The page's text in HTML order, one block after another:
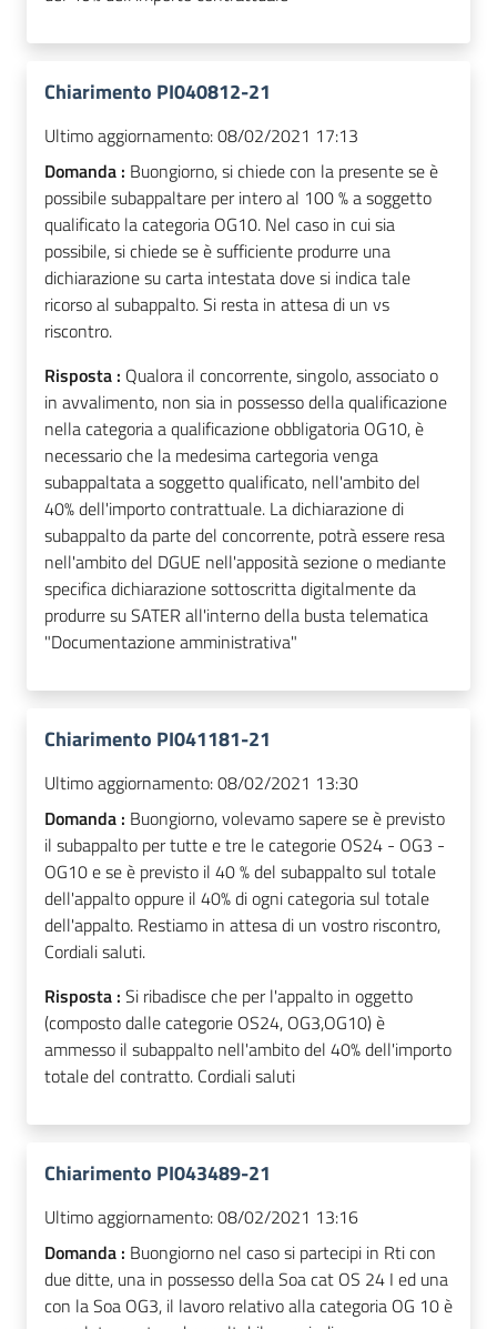
Chiarimento PI040812-21
Ultimo aggiornamento:08/02/2021 17:13
Domanda : Buongiorno, si chiede con la presente se è
possibile subappaltare per intero al 100 % a soggetto
qualificato la categoria OG10. Nel caso in cui sia
possibile, si chiede se è sufficiente produrre una
dichiarazione su carta intestata dove si indica tale
ricorso al subappalto. Si resta in attesa di un vs
riscontro.
Risposta : Qualora il concorrente, singolo, associato o
in avvalimento, non sia in possesso della qualificazione
nella categoria a qualificazione obbligatoria OG10, è
necessario che la medesima cartegoria venga
subappaltata a soggetto qualificato, nell'ambito del
40% dell'importo contrattuale. La dichiarazione di
subappalto da parte del concorrente, potrà essere resa
nell'ambito del DGUE nell'apposità sezione o mediante
specifica dichiarazione sottoscritta digitalmente da
produrre su SATER all'interno della busta telematica
"Documentazione amministrativa"
Chiarimento PI041181-21
Ultimo aggiornamento:08/02/2021 13:30
Domanda : Buongiorno, volevamo sapere se è previsto
il subappalto per tutte e tre le categorie OS24 - OG3 -
OG10 e se è previsto il 40 % del subappalto sul totale
dell'appalto oppure il 40% di ogni categoria sul totale
dell'appalto. Restiamo in attesa di un vostro riscontro,
Cordiali saluti.
Risposta : Si ribadisce che per l'appalto in oggetto
(composto dalle categorie OS24, OG3,OG10) è
ammesso il subappalto nell'ambito del 40% dell'importo
totale del contratto. Cordiali saluti
Chiarimento PI043489-21
Ultimo aggiornamento:08/02/2021 13:16
Domanda : Buongiorno nel caso si partecipi in Rti con
due ditte, una in possesso della Soa cat OS 24 I ed una
con la Soa OG3, il lavoro relativo alla categoria OG 10 è